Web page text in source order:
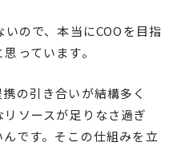
いので、本当にCOOを目指
っています。
の引き合いが結構多く
ソースが足りなさ過ぎ
です。そこの仕組みを立